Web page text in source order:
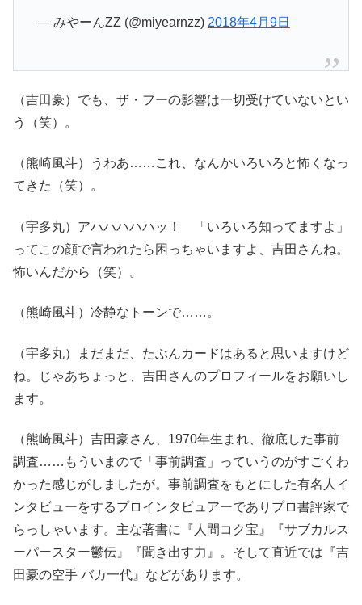
— みやーんZZ (@miyearnzz) 2018年4月9日
（吉田豪）でも、ザ・フーの影響は一切受けていないとい
う（笑）。
（熊崎風斗）うわあ……これ、なんかいろいろと怖くなっ
てきた（笑）。
（宇多丸）アハハハハハッ！ 「いろいろ知ってますよ」
ってこの顔で言われたら困っちゃいますよ、吉田さんね。
怖いんだから（笑）。
（熊崎風斗）冷静なトーンで……。
（宇多丸）まだまだ、たぶんカードはあると思いますけど
ね。じゃあちょっと、吉田さんのプロフィールをお願いし
ます。
（熊崎風斗）吉田豪さん、1970年生まれ、徹底した事前
調査……もういまので「事前調査」っていうのがすごくわ
かった感じがしましたが。事前調査をもとにした有名人イ
ンタビューをするプロインタビュアーでありプロ書評家で
らっしゃいます。主な著書に『人間コク宝』『サブカルス
ーパースター鬱伝』『聞き出す力』。そして直近では『吉
田豪の空手 バカ一代』などがあります。